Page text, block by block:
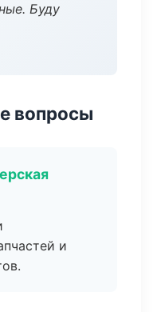
Буду
вопросы
и